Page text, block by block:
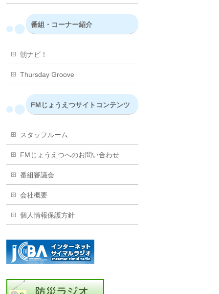
番組・コーナー紹介
朝ナビ！
Thursday Groove
FMじょうえつサイトコンテンツ
スタッフルーム
FMじょうえつへのお問い合わせ
番組審議会
会社概要
個人情報保護方針